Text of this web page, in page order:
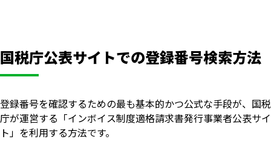
国税庁公表サイトでの登録番号検索方法
登録番号を確認するための最も基本的かつ公式な手段が、国税
庁が運営する「インボイス制度適格請求書発行事業者公表サイ
ト」を利用する方法です。